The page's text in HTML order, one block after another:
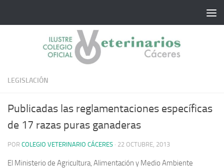
LEGISLACIÓN
Publicadas las reglamentaciones específicas
de 17 razas puras ganaderas
POR COLEGIO VETERINARIO CÁCERES · 22 OCTUBRE, 2013
El Ministerio de Agricultura, Alimentación y Medio Ambiente